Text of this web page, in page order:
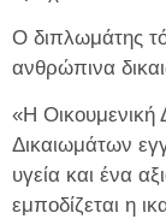
Ο διπλωμάτης
ανθρώπινα
«Η
Δικαιωμάτων
υγεία και ένα
εμποδίζεται η